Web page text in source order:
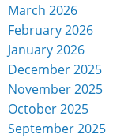
March 2026
February 2026
January 2026
December 2025
November 2025
October 2025
September 2025